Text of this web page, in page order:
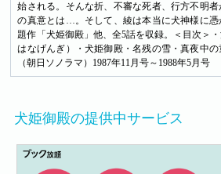
始される。そんな折、不審な死者、行方不明
の真意とは…。そして、綾は本当に犬神様に
題作「犬姫御殿」他、全5話を収録。＜目次＞
はなげんぎ）・犬姫御殿・名残の雪・真夜中
（朝日ソノラマ）1987年11月号～1988年5月号
犬姫御殿の提供中サービス